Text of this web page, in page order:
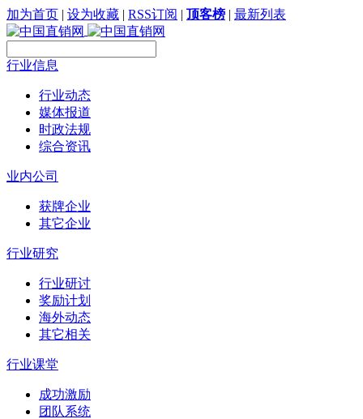
加为首页 | 设为收藏 | RSS订阅 | 顶客榜 | 最新列表
行业信息
行业动态
媒体报道
时政法规
综合资讯
业内公司
获牌企业
其它企业
行业研究
行业研讨
奖励计划
海外动态
其它相关
行业课堂
成功激励
团队系统